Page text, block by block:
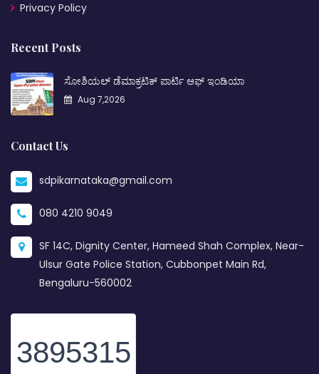
Privacy Policy
Recent Posts
ಸೋಶಿಯಲ್ ಡೆಮಾಕ್ರಟಿಕ್ ಪಾರ್ಟಿ ಆಫ್ ಇಂಡಿಯಾ
Aug 7,2026
Contact Us
sdpikarnataka@gmail.com
080 4210 9049
SF 14C, Dignity Center, Hameed Shah Complex, Near-
Ulsur Gate Police Station, Cubbonpet Main Rd,
Bengaluru-560002
3895315